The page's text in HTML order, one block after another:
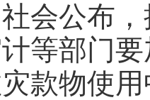
会公布
等部门
款物使